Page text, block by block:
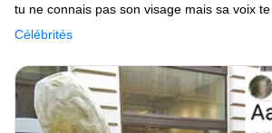
Célébrités
tu ne connais pas son visage mais sa voix
familière. Certaines voix sont vraiment
gravées dans nos esprits, peu importe notre